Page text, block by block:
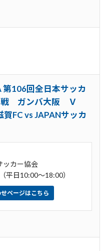
第106回全日本サッカ
ガンバ大阪 Ｖ
FC vs JAPANサッカ
ッカー協会
平日10:00～18:00）
ページはこちら